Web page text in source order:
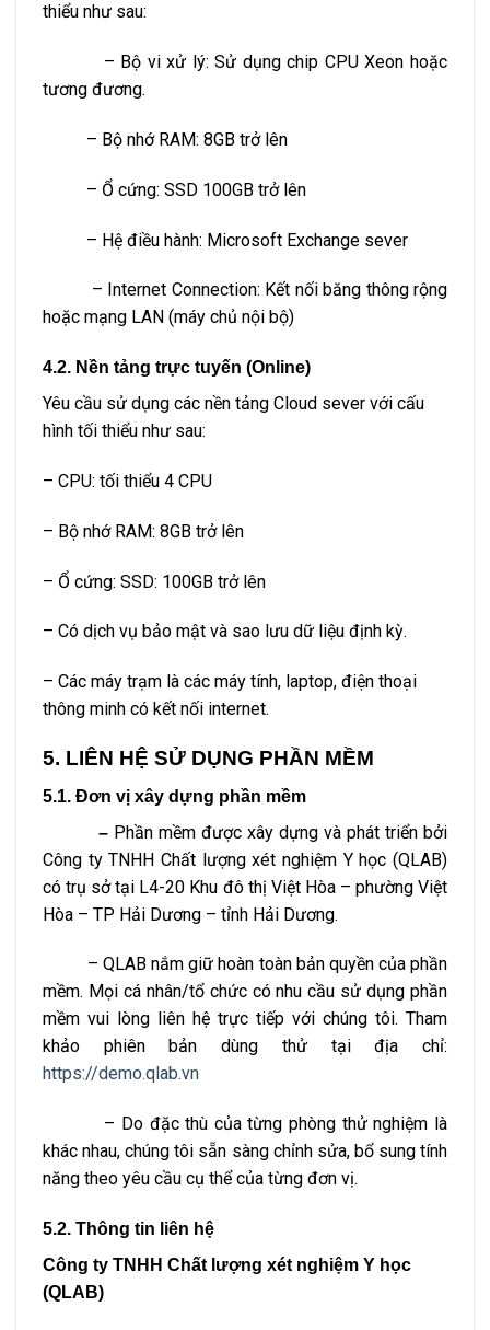
thiểu như sau:
– Bộ vi xử lý: Sử dụng chip CPU Xeon hoặc
tương đương.
– Bộ nhớ RAM: 8GB trở lên
– Ổ cứng: SSD 100GB trở lên
– Hệ điều hành: Microsoft Exchange sever
– Internet Connection: Kết nối băng thông rộng
hoặc mạng LAN (máy chủ nội bộ)
4.2. Nền tảng trực tuyến (Online)
Yêu cầu sử dụng các nền tảng Cloud sever với cấu
hình tối thiểu như sau:
– CPU: tối thiểu 4 CPU
– Bộ nhớ RAM: 8GB trở lên
– Ổ cứng: SSD: 100GB trở lên
– Có dịch vụ bảo mật và sao lưu dữ liệu định kỳ.
– Các máy trạm là các máy tính, laptop, điện thoại
thông minh có kết nối internet.
5. LIÊN HỆ SỬ DỤNG PHẦN MỀM
5.1. Đơn vị xây dựng phần mềm
– Phần mềm được xây dựng và phát triển bởi
Công ty TNHH Chất lượng xét nghiệm Y học (QLAB)
có trụ sở tại L4-20 Khu đô thị Việt Hòa – phường Việt
Hòa – TP Hải Dương – tỉnh Hải Dương.
– QLAB nắm giữ hoàn toàn bản quyền của phần
mềm. Mọi cá nhân/tổ chức có nhu cầu sử dụng phần
mềm vui lòng liên hệ trực tiếp với chúng tôi. Tham
khảo phiên bản dùng thử tại địa chỉ:
https://demo.qlab.vn
– Do đặc thù của từng phòng thử nghiệm là
khác nhau, chúng tôi sẵn sàng chỉnh sửa, bổ sung tính
năng theo yêu cầu cụ thể của từng đơn vị.
5.2. Thông tin liên hệ
Công ty TNHH Chất lượng xét nghiệm Y học
(QLAB)